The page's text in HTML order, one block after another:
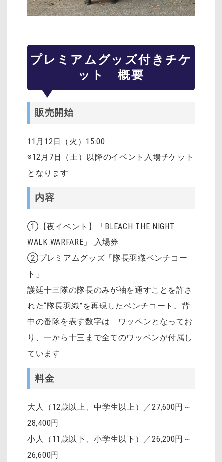
プレミアムグッズ付きチケ
ット 概要
販売開始
11月12日（火）15:00
※12月7日（土）以降のイベント入場チケット
となります
内容
①【夜イベント】「BLEACH THE NIGHT
WALK WARFARE」 入場券
②プレミアムグッズ「隊長羽織ベンチコー
ト」
護廷十三隊の隊長のみが袖を通すことを許さ
れた“隊長羽織”を再現したベンチコート。背
中の番隊を表す数字は ワッペンとなってお
り、一から十三まで全てのワッペンが付属し
ています
料金
大人（12歳以上、中学生以上）／27,600円～
28,400円
小人（11歳以下、小学生以下）／26,200円～
26,600円